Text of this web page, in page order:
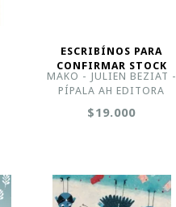
ESCRIBÍNOS PARA
CONFIRMAR STOCK
MAKO - JULIEN BEZIAT -
PÍPALA AH EDITORA
$19.000